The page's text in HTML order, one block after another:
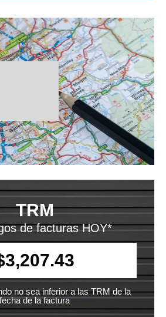
TRM
de facturas HOY*
no sea inferior a las TRM de la
fecha de la factura